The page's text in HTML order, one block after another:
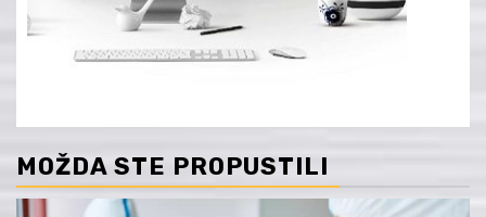
MOŽDA STE PROPUSTILI